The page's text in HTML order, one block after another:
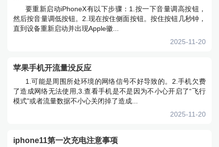
要重新启动iPhoneX有以下步骤：1.按一下音量调高按钮，
然后按音量调低按钮。2.现在按住侧面按钮。按住按钮几秒钟，
直到设备重新启动并出现Apple徽...
2025-11-20
苹果手机开流量没反应
1.可能是周围所处环境的网络信号不好导致的。2.手机欠费
了造成网络无法使用,3.查看手机是不是因为不小心开启了“飞行
模式”或者流量数据不小心关闭掉了造成...
2025-11-20
iphone11第一次充电注意事项